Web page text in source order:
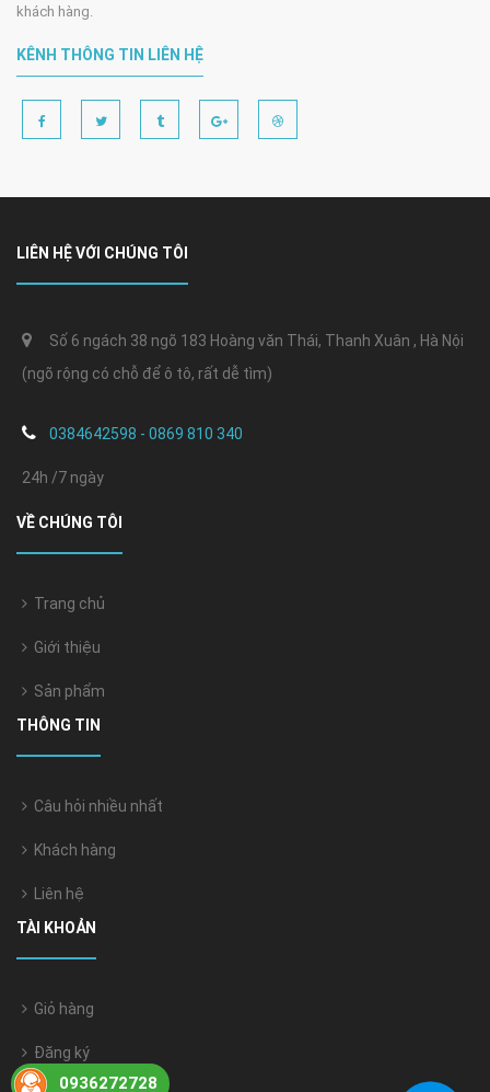
khách hàng.
KÊNH THÔNG TIN LIÊN HỆ
LIÊN HỆ VỚI CHÚNG TÔI
Số 6 ngách 38 ngõ 183 Hoàng văn Thái, Thanh Xuân , Hà Nội
(ngõ rộng có chỗ để ô tô, rất dễ tìm)
0384642598 - 0869 810 340
24h /7 ngày
VỀ CHÚNG TÔI
Trang chủ
Giới thiệu
Sản phẩm
THÔNG TIN
Câu hỏi nhiều nhất
Khách hàng
Liên hệ
TÀI KHOẢN
Giỏ hàng
Đăng ký
0936272728